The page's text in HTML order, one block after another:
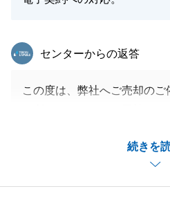
らされていたからこそ、お住
ご家族皆様のご多幸を私も心
今後とも末永いお付き合いの
上げます。
閉じ
続きを
東急リバブル
センターからの返答
この度は、弊社へご売却の
ご売却に関して、早々にご契
ムーズに進み、O様のご協力
ります。